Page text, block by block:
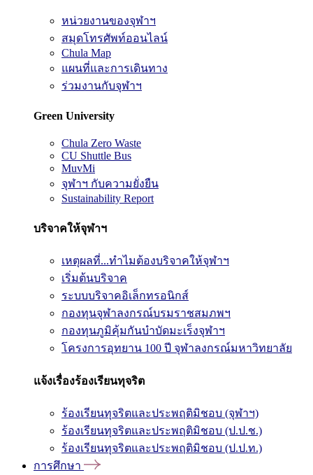
หน่วยงานของจุฬาฯ
สมุดโทรศัพท์ออนไลน์
Chula Map
แผนที่และการเดินทาง
ร่วมงานกับจุฬาฯ
Green University
Chula Zero Waste
CU Shuttle Bus
MuvMi
จุฬาฯ กับความยั่งยืน
Sustainability Report
บริจาคให้จุฬาฯ
เหตุผลที่...ทำไมต้องบริจาคให้จุฬาฯ
เริ่มต้นบริจาค
ระบบบริจาคอิเล็กทรอนิกส์
กองทุนจุฬาลงกรณ์บรมราชสมภพฯ
กองทุนภูมิคุ้มกันบำบัดมะเร็งจุฬาฯ
โครงการอุทยาน 100 ปี จุฬาลงกรณ์มหาวิทยาลัย
แจ้งเรื่องร้องเรียนทุจริต
ร้องเรียนทุจริตและประพฤติมิชอบ (จุฬาฯ)
ร้องเรียนทุจริตและประพฤติมิชอบ (ป.ป.ช.)
ร้องเรียนทุจริตและประพฤติมิชอบ (ป.ป.ท.)
การศึกษา